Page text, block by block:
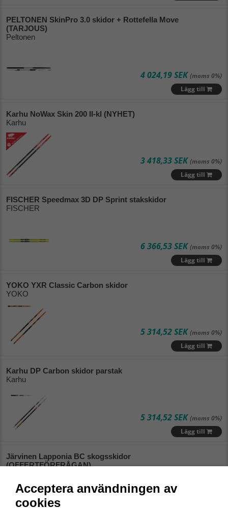
Acceptera användningen av
cookies
PELTONEN SkinPro 3.0 skidor + Rottefella Move
(TARJOUS)
Peltonen
4 024,19 SEK(moms 0%)
Lägg till
Karhu NoWax Skin 200 II-kl (NYHET)
Karhu
3 418,33 SEK(moms 0%)
Lägg till
FISCHER Speedmax 3D DP Sprint stakskidor
FISCHER
6 366,53 SEK(moms 0%)
Lägg till
YOKO YXR Classic Carbon skidor
YOKO
5 314,52 SEK(moms 0%)
Lägg till
Karhu DP Carbon skidor parstak
Karhu
5 314,52 SEK(moms 0%)
Lägg till
Järvinen Lapponia BC skogsskidor
(OFFERTFÖRFRÅGAN)